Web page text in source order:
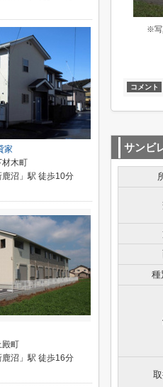
※写
コメント
サンビ
種
家
材木町
沼」駅 徒歩10分
殿町
沼」駅 徒歩16分